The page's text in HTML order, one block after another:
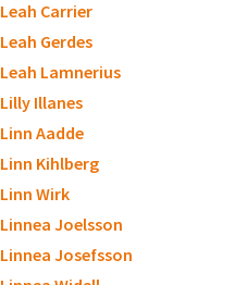
Leah Carrier
Leah Gerdes
Leah Lamnerius
Lilly Illanes
Linn Aadde
Linn Kihlberg
Linn Wirk
Linnea Joelsson
Linnea Josefsson